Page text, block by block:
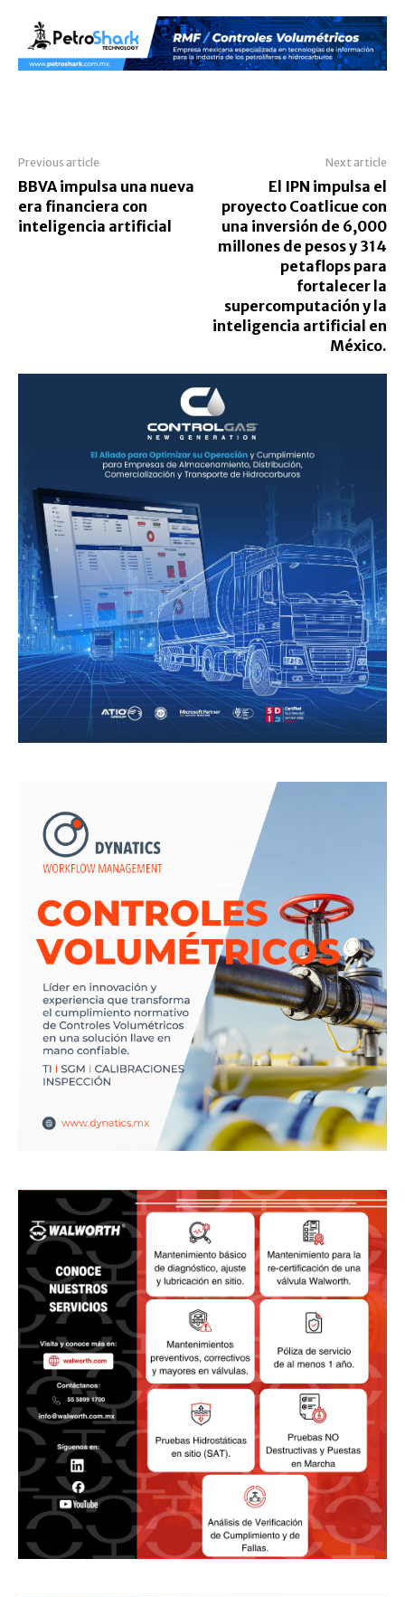
Previous article
BBVA impulsa una nueva
era financiera con
inteligencia artificial
Next article
El IPN impulsa el
proyecto Coatlicue con
una inversión de 6,000
millones de pesos y 314
petaflops para
fortalecer la
supercomputación y la
inteligencia artificial en
México.